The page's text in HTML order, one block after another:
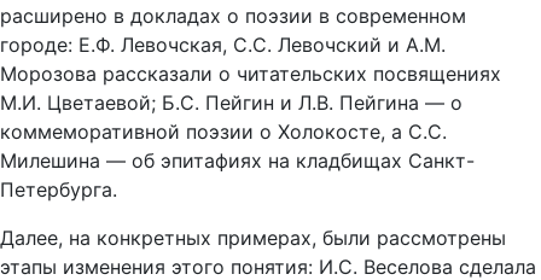
расширено в докладах о поэзии в современном
городе: Е.Ф. Левочская, С.С. Левочский и А.М.
Морозова рассказали о читательских посвящениях
М.И. Цветаевой; Б.С. Пейгин и Л.В. Пейгина — о
коммеморативной поэзии о Холокосте, а С.С.
Милешина — об эпитафиях на кладбищах Санкт-
Петербурга.
Далее, на конкретных примерах, были рассмотрены
этапы изменения этого понятия: И.С. Веселова сделала